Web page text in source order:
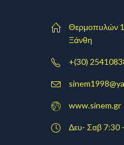
Θερμοπυλών
Ξάνθη
+(30)
www.sinem.gr
Δευ- Σαβ 7:30